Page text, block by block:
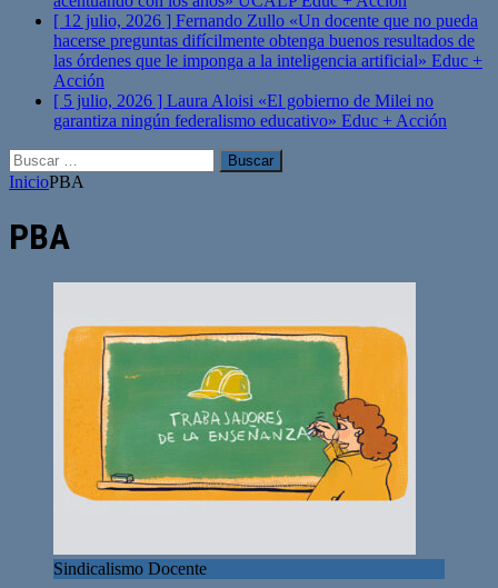
[ 12 julio, 2026 ] Fernando Zullo «Un docente que no pueda
hacerse preguntas difícilmente obtenga buenos resultados de
las órdenes que le imponga a la inteligencia artificial» Educ +
Acción
[ 5 julio, 2026 ] Laura Aloisi «El gobierno de Milei no
garantiza ningún federalismo educativo» Educ + Acción
Buscar:
InicioPBA
PBA
Sindicalismo Docente